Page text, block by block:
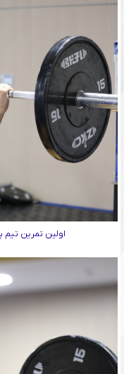
اولین تمرین تیم